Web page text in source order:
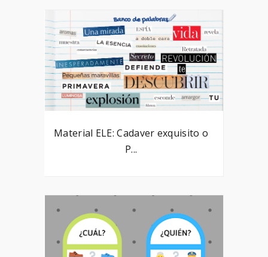
Material ELE: Cadaver exquisito o
P...